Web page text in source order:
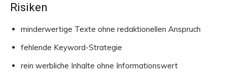
Risiken
minderwertige Texte ohne redaktionellen Anspruch
fehlende Keyword-Strategie
rein werbliche Inhalte ohne Informationswert